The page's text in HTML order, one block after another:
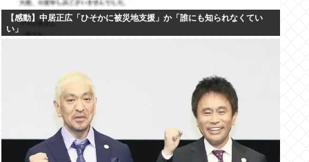
【感動】中居正広「ひそかに被災地支援」か「誰にも知られなくてい
い」